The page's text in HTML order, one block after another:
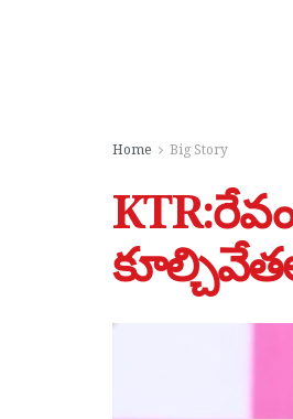
Home Big Story